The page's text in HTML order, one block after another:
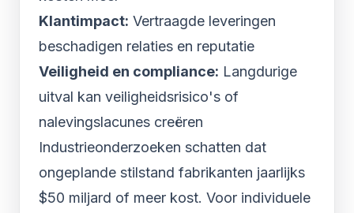
Klantimpact: Vertraagde leveringen
beschadigen relaties en reputatie
Veiligheid en compliance: Langdurige
uitval kan veiligheidsrisico's of
nalevingslacunes creëren
Industrieonderzoeken schatten dat
ongeplande stilstand fabrikanten jaarlijks
$50 miljard of meer kost. Voor individuele